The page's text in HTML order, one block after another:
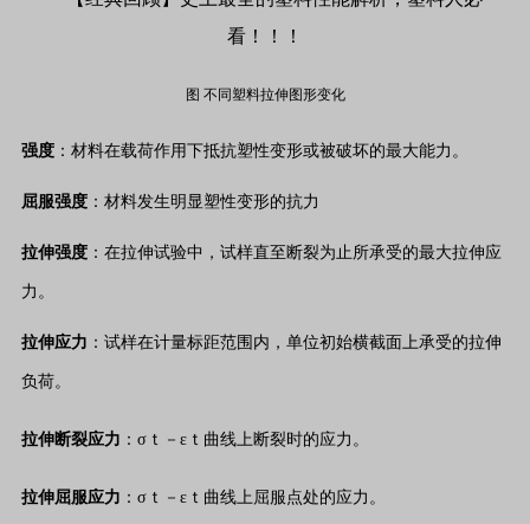
图 不同塑料拉伸图形变化
强度 ：材料在载荷作用下抵抗塑性变形或被破坏的最大能力。
屈服强度 ：材料发生明显塑性变形的抗力
拉伸强度 ：在拉伸试验中，试样直至断裂为止所承受的最大拉伸应
力。
拉伸应力 ：试样在计量标距范围内，单位初始横截面上承受的拉伸
负荷。
拉伸断裂应力 ：σｔ－εｔ曲线上断裂时的应力。
拉伸屈服应力 ：σｔ－εｔ曲线上屈服点处的应力。